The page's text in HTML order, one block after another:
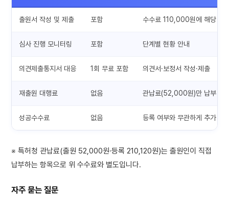
출원서 작성 및 제출 포함 수수료 110,000원에 해당
심사 진행 모니터링 포함 단계별 현황 안내
의견제출통지서 대응 1회 무료 포함 의견서·보정서 작성·제출
재출원 대행료 없음 관납료(52,000원)만 납부
성공수수료 없음 등록 여부와 무관하게 추가 청
※ 특허청 관납료(출원 52,000원·등록 210,120원)는 출원인이 직접
납부하는 항목으로 위 수수료와 별도입니다.
자주 묻는 질문